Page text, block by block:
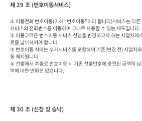
제 29 조 (번호이동서비스)
① 이동전화 번호이동(이하 “번호이동”이라 합니다)서비스는 다
서비스의 전화번호를 이동하여 그대로 사용할 수 있는 제도입니다.
② 이용고객은 번호이동 서비스 신청을 변경하고자 하는 사업자에
료를 납부하여야 합니다.
③ 번호이동 시에는 부가서비스를 포함하여 기존(변경 전) 사업자
동 해지됩니다.
④ 선불에서 후불로 번호이동 시 기존 선불번호에 충전된 금액의
액에 대한 반환은 없습니다.
제 30 조 (신청 및 승낙)